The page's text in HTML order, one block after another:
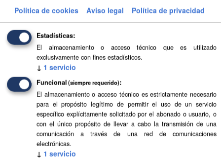
Aprobación Definitiva...
Aprobación Definitiva...
Sentencia del...
Sentencia del...
Sentencia del...
Aprobación Definitiva...
Aprobación Definitiva...
Política de cookies Aviso legal Política de privacidad
Estadísticas
El almacenamiento o acceso técnico que es utilizado
exclusivamente con fines estadísticos.
↓ 1 servicio
Funcional (siempre requerido)
El almacenamiento o acceso técnico es estrictamente necesario
para el propósito legítimo de permitir el uso de un servicio
específico explícitamente solicitado por el abonado o usuario, o
con el único propósito de llevar a cabo la transmisión de una
comunicación a través de una red de comunicaciones
electrónicas.
↓ 1 servicio